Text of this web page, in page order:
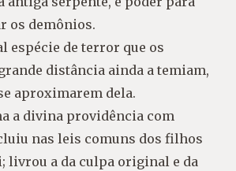
os demônios.
espécie de terror que os
distância ainda a temiam,
aproximarem dela.
a divina providência com
nas leis comuns dos filhos
livrou a da culpa original e da